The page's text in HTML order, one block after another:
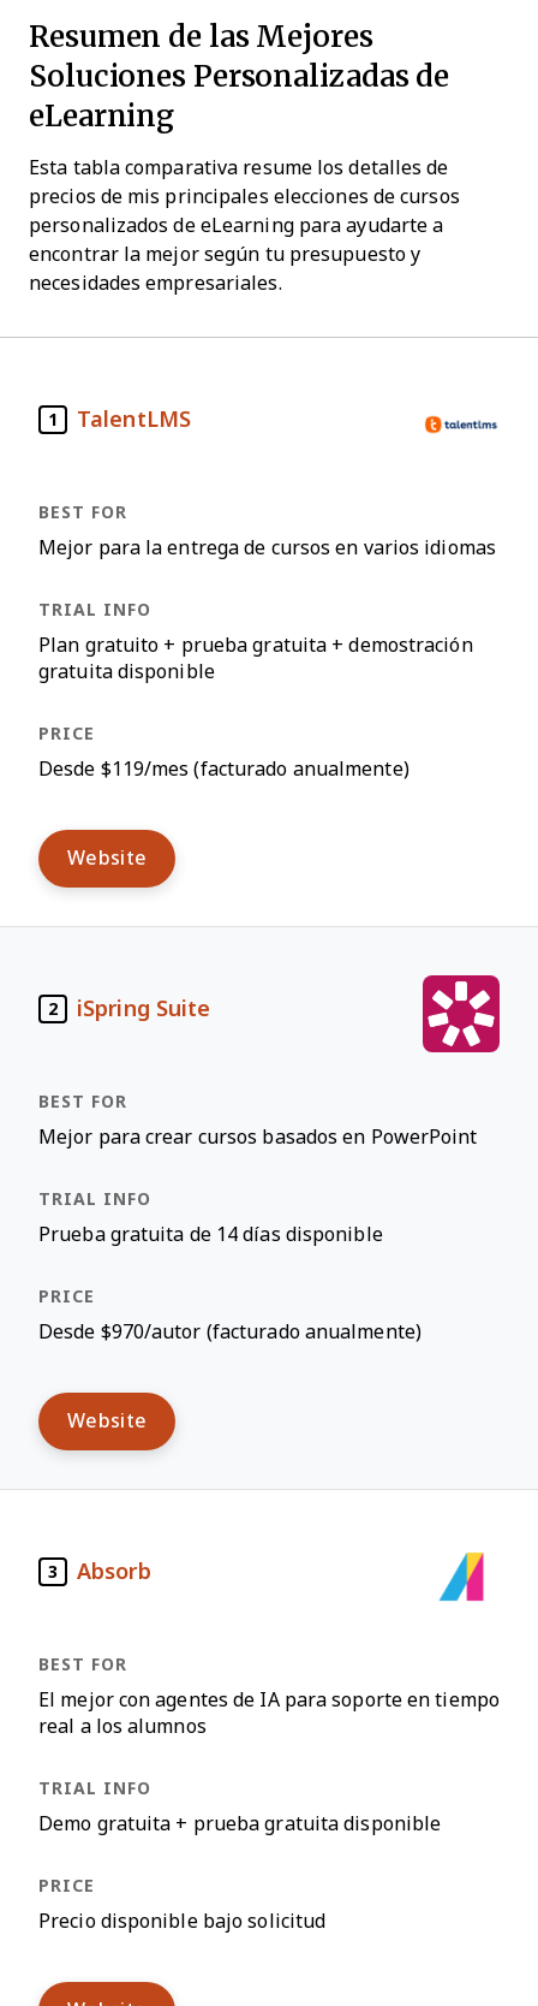
Resumen de las Mejores
Soluciones Personalizadas de
eLearning
Esta tabla comparativa resume los detalles de
precios de mis principales elecciones de cursos
personalizados de eLearning para ayudarte a
encontrar la mejor según tu presupuesto y
necesidades empresariales.
1 TalentLMS
Mejor para la entrega de cursos en varios idiomas
Plan gratuito + prueba gratuita + demostración
gratuita disponible
Desde $119/mes (facturado anualmente)
Website
2 iSpring Suite
Mejor para crear cursos basados en PowerPoint
Prueba gratuita de 14 días disponible
Desde $970/autor (facturado anualmente)
Website
3 Absorb
El mejor con agentes de IA para soporte en tiempo
real a los alumnos
Demo gratuita + prueba gratuita disponible
Precio disponible bajo solicitud